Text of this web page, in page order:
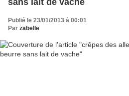
Publié le 23/01/2013 à 00:01
Par zabelle